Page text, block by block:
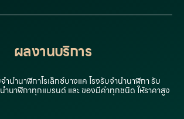
ผลงานบริการ
ำนำนาฬิกาโรเล็กซ์บางแค โรงรับจำนำนาฬิกา รับ
ำนาฬิกาทุกแบรนด์ และ ของมีค่าทุกชนิด ให้ราคาสูง